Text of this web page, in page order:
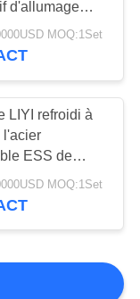
la
14
d'allumage
câble
MOQ:1Set
LIYI refroidi à
l'acier
ESS de
MOQ:1Set